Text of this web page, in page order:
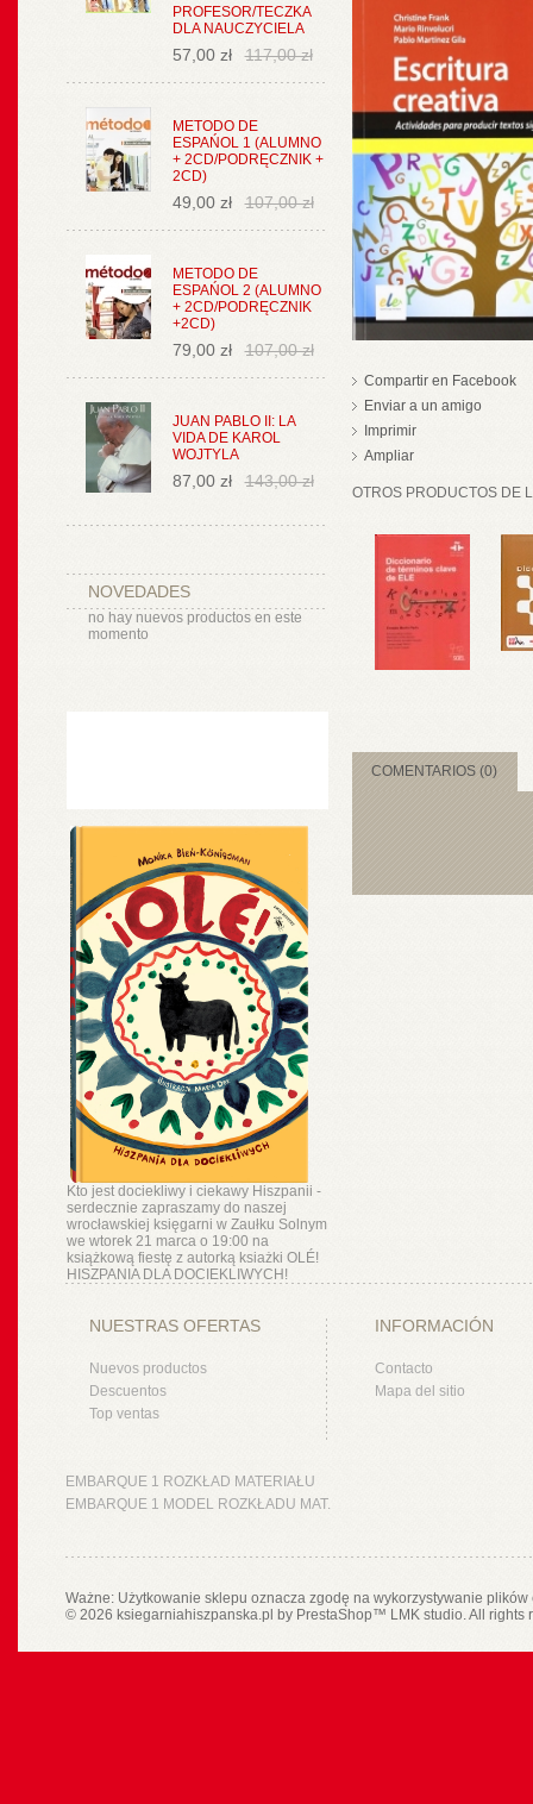
PROFESOR/TECZKA
DLA NAUCZYCIELA
57,00 zł 117,00 zł
METODO DE
ESPAŃOL 1 (ALUMNO
+ 2CD/PODRĘCZNIK +
2CD)
49,00 zł 107,00 zł
METODO DE
ESPAŃOL 2 (ALUMNO
+ 2CD/PODRĘCZNIK
+2CD)
79,00 zł 107,00 zł
JUAN PABLO II: LA
VIDA DE KAROL
WOJTYLA
87,00 zł 143,00 zł
NOVEDADES
no hay nuevos productos en este
momento
Kto jest dociekliwy i ciekawy Hiszpanii -
serdecznie zapraszamy do naszej
wrocławskiej księgarni w Zaułku Solnym
we wtorek 21 marca o 19:00 na
książkową fiestę z autorką ksiażki OLÉ!
HISZPANIA DLA DOCIEKLIWYCH!
Compartir en Facebook
Enviar a un amigo
Imprimir
Ampliar
OTROS PRODUCTOS DE
COMENTARIOS (0)
NUESTRAS OFERTAS
Nuevos productos
Descuentos
Top ventas
INFORMACIÓN
Contacto
Mapa del sitio
EMBARQUE 1 ROZKŁAD MATERIAŁU
EMBARQUE 1 MODEL ROZKŁADU MAT.
Ważne: Użytkowanie sklepu oznacza zgodę na wykorzystywanie
© 2026 ksiegarniahiszpanska.pl by PrestaShop™ LMK studio. All rights